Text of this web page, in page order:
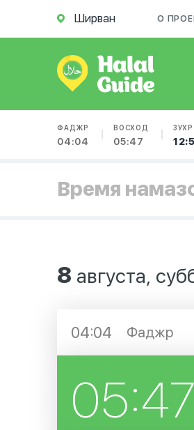
Ширван О
ФАДЖР
04:04
ВОСХОД
05:47
ЗУХР
Время
8 августа,
04:04 Фаджр
05:47